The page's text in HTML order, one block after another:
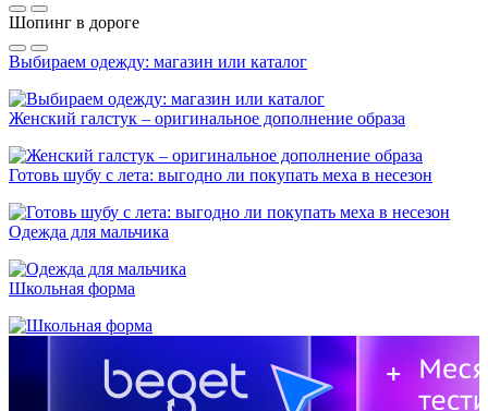
Шопинг в дороге
Выбираем одежду: магазин или каталог
Женский галстук – оригинальное дополнение образа
Готовь шубу с лета: выгодно ли покупать меха в несезон
Одежда для мальчика
Школьная форма